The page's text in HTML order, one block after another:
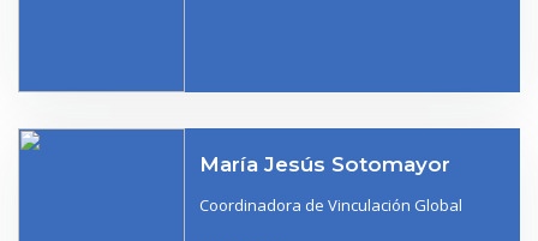
María Jesús Sotomayor
Coordinadora de Vinculación Global